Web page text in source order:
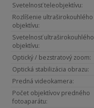
Svetelnosť teleobjektívu:
Rozlíšenie ultraširokouhlého
objektívu:
Svetelnosť ultraširokouhlého
objektívu:
Optický / bezstratový zoom:
Optická stabilizácia obrazu:
Predná videokamera:
Počet objektívov predného
fotoaparátu: